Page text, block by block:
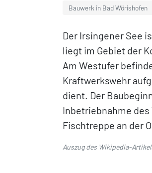
Bauwerk in Bad Wörishofen
Der Irsingener See
liegt im Gebiet der
Am Westufer
Kraftwerkswehr
dient. Der
Inbetriebnahme des
Fischtreppe an der
Auszug des Wikipedia-